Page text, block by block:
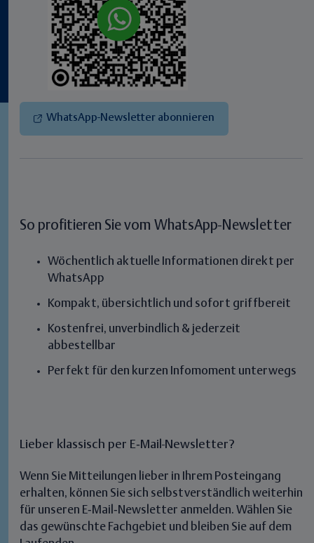
WhatsApp-Newsletter abonnieren
So profitieren Sie vom WhatsApp-Newsletter
Wöchentlich aktuelle Informationen direkt per
WhatsApp
Kompakt, übersichtlich und sofort griffbereit
Kostenfrei, unverbindlich & jederzeit
abbestellbar
Perfekt für den kurzen Infomoment unterwegs
Lieber klassisch per E‑Mail-Newsletter?
Wenn Sie Mitteilungen lieber in Ihrem Posteingang
erhalten, können Sie sich selbstverständlich weiterhin
für unseren E‑Mail‑Newsletter anmelden. Wählen Sie
das gewünschte Fachgebiet und bleiben Sie auf dem